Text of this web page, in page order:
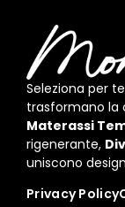
Seleziona per
trasformano la
Materassi
rigenerante,
uniscono
Privacy Policy